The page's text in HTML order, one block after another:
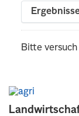
Bitte